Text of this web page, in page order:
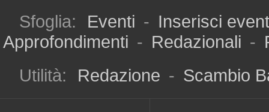
Sfoglia: Eventi - Inserisci
Approfondimenti - Redazionali -
Utilità:
Redazione - Scambio